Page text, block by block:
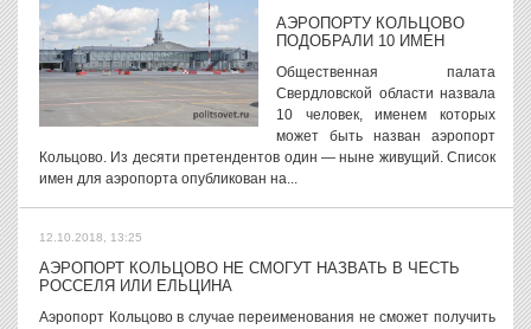
АЭРОПОРТУ КОЛЬЦОВО
ПОДОБРАЛИ 10 ИМЕН
Общественная палата
Свердловской области назвала
10 человек, именем которых
может быть назван аэропорт
Кольцово. Из десяти претендентов один — ныне живущий. Список
имен для аэропорта опубликован на...
12.10.2018, 13:25
АЭРОПОРТ КОЛЬЦОВО НЕ СМОГУТ НАЗВАТЬ В ЧЕСТЬ
РОССЕЛЯ ИЛИ ЕЛЬЦИНА
Аэропорт Кольцово в случае переименования не сможет получить